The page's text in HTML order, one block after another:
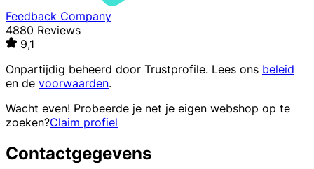
Feedback Company
4880 Reviews
9,1
Onpartijdig beheerd door Trustprofile. Lees ons beleid
en de voorwaarden.
Wacht even! Probeerde je net je eigen webshop op te
zoeken?Claim profiel
Contactgegevens